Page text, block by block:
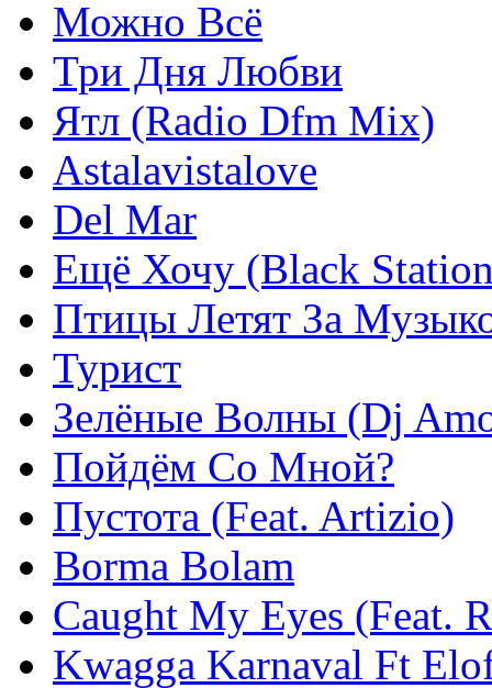
Можно Всё
Три Дня Любви
Ятл (Radio Dfm Mix)
Astalavistalove
Del Mar
Ещё Хочу (Black
Птицы Летят За
Турист
Зелёные Волны (Dj
Пойдём Со Мной?
Пустота (Feat. Artizio)
Borma Bolam
Caught My Eyes (Feat.
Kwagga Karnaval Ft